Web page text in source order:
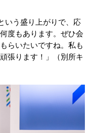
いう盛り上がりで、応
度もあります。ぜひ会
らいたいですね。私も
張ります！」（別所キ